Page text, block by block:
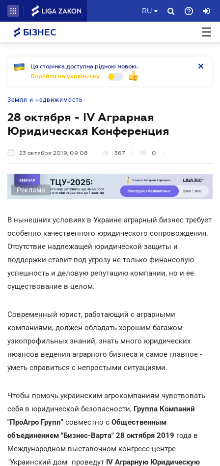
RU
БІЗНЕС
Ця сторінка доступна рідною мовою.
Перейти на українську
Земля и недвижимость
28 октября - IV Аграрная
Юридическая Конференция
23 октября 2019, 09:08 367 0
Реклама
В нынешних условиях в Украине аграрный бизнес требует
особенно качественного юридического сопровождения.
Отсутствие надлежащей юридической защиты и
поддержки ставит под угрозу не только финансовую
успешность и деловую репутацию компании, но и ее
существование в целом.
Современный юрист, работающий с аграрными
компаниями, должен обладать хорошим багажом
узкопрофильных знаний, знать много юридических
нюансов ведения аграрного бизнеса и самое главное -
уметь справиться с непростыми ситуациями.
Чтобы помочь украинским агрокомпаниям чувствовать
себя в юридической безопасности, Группа Компаний
"ПроАгро Групп" совместно с Общественным
объединением "Бизнес-Варта" 28 октября 2019 года в
Международном выставочном конгресс-центре
"Украинский дом" проведут IV Аграрную Юридическую